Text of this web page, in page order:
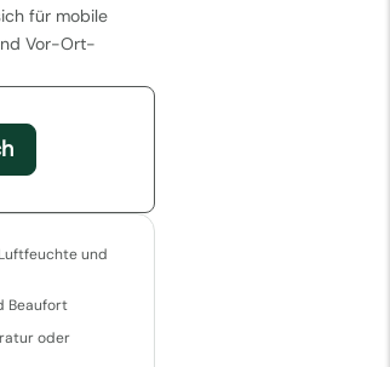
für mobile
Vor-Ort-
und
Beaufort
oder